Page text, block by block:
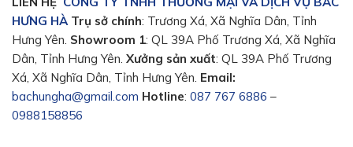
HƯNG HÀ Trụ sở chính: Trương Xá, Xã Nghĩa Dân, Tỉnh
Hưng Yên. Showroom 1️: QL 39A Phố Trương Xá, Xã Nghĩa
Dân, Tỉnh Hưng Yên. Xưởng sản xuất: QL 39A Phố Trương
Xá, Xã Nghĩa Dân, Tỉnh Hưng Yên. Email:
bachungha@gmail.com Hotline: 087 767 6886 –
0988158856